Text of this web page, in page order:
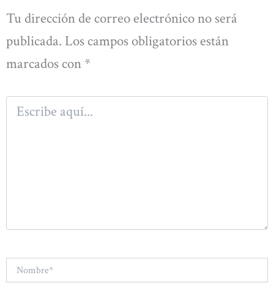
Tu dirección de correo electrónico no será
publicada. Los campos obligatorios están
marcados con *
Escribe
aquí...